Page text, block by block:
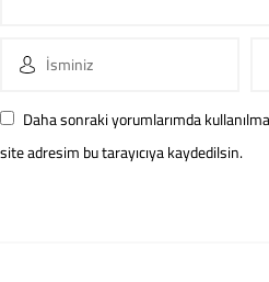
Daha sonraki yorumlarımda
site adresim bu tarayıcıya kaydedilsin.